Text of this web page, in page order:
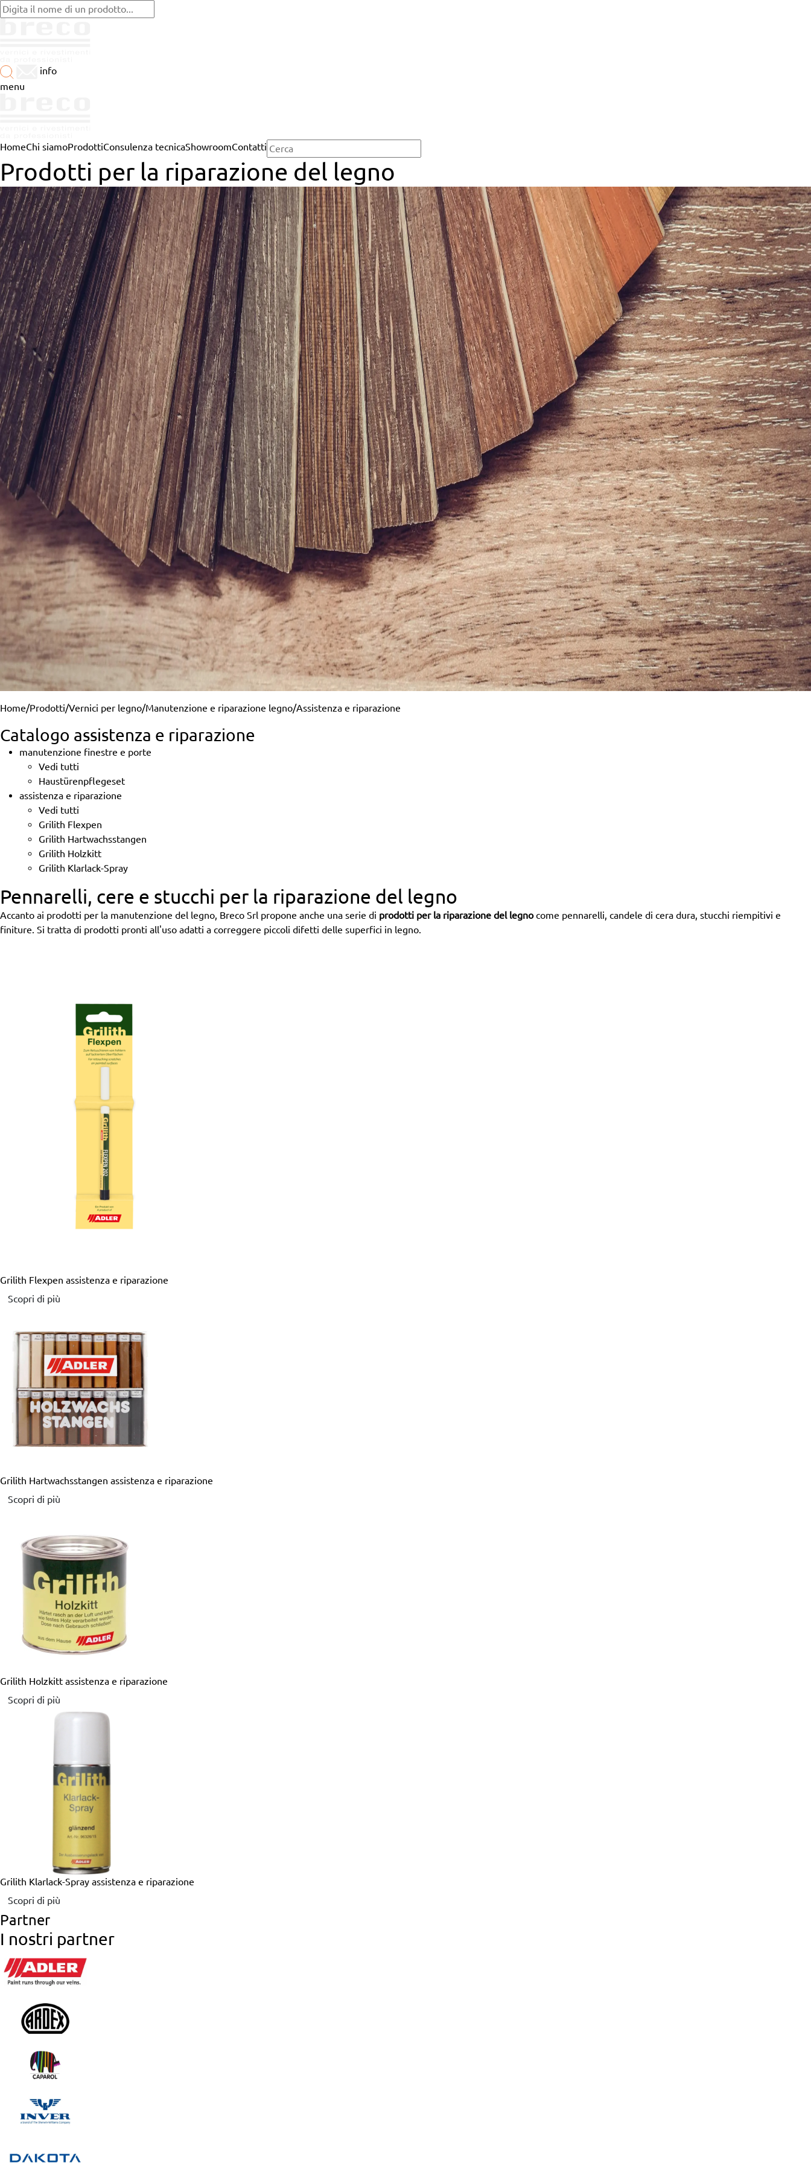
info
menu
HomeChi siamoProdottiConsulenza tecnicaShowroomContatti
Prodotti per la riparazione del legno
Home/Prodotti/Vernici per legno/Manutenzione e riparazione legno/Assistenza e riparazione
Catalogo assistenza e riparazione
manutenzione finestre e porte
Vedi tutti
Haustürenpflegeset
assistenza e riparazione
Vedi tutti
Grilith Flexpen
Grilith Hartwachsstangen
Grilith Holzkitt
Grilith Klarlack-Spray
Pennarelli, cere e stucchi per la riparazione del legno
Accanto ai prodotti per la manutenzione del legno, Breco Srl propone anche una serie di prodotti per la riparazione del legnocome pennarelli, candele di cera dura, stucchi riempitivi e
finiture. Si tratta di prodotti pronti all'uso adatti a correggere piccoli difetti delle superfici in legno.
Grilith Flexpen assistenza e riparazione
Scopri di più
Grilith Hartwachsstangen assistenza e riparazione
Scopri di più
Grilith Holzkitt assistenza e riparazione
Scopri di più
Grilith Klarlack-Spray assistenza e riparazione
Scopri di più
Partner
I nostri partner